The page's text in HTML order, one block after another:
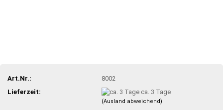
Art.Nr.:
8002
Lieferzeit:
ca. 3 Tage
(Ausland abweichend)